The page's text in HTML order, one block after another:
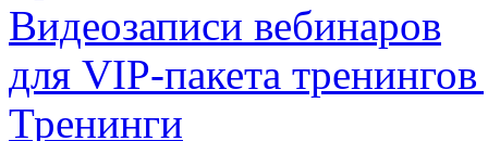
Видеозаписи вебинаров
для VIP-пакета
Тренинги